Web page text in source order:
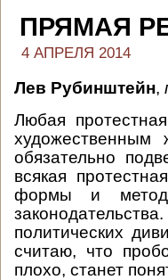
ПРЯМАЯ
4 АПРЕЛЯ 2014
Лев Рубинштейн,
Любая
обязательно
всякая
формы и
политических
считаю, что
плохо, станет